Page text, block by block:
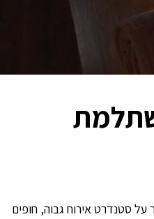
על סטנדרט אירוח גבוה, חופים